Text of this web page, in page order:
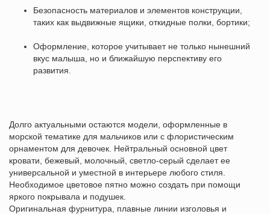
Безопасность материалов и элементов конструкции,
таких как выдвижные ящики, откидные полки, бортики;
Оформление, которое учитывает не только нынешний
вкус малыша, но и ближайшую перспективу его
развития.
Долго актуальными остаются модели, оформленные в
морской тематике для мальчиков или с флористическим
орнаментом для девочек. Нейтральный основной цвет
кровати, бежевый, молочный, светло-серый сделает ее
универсальной и уместной в интерьере любого стиля.
Необходимое цветовое пятно можно создать при помощи
яркого покрывала и подушек.
Оригинальная фурнитура, плавные линии изголовья и